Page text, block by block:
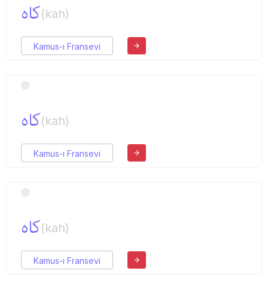
كاه(kah)
Kamus-ı Fransevi
كاه(kah)
Kamus-ı Fransevi
كاه(kah)
Kamus-ı Fransevi